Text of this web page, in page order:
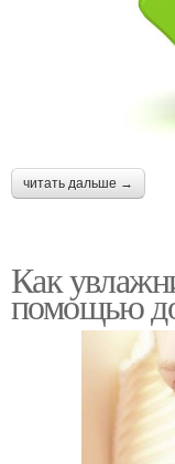
читать дальше →
Как
помощью